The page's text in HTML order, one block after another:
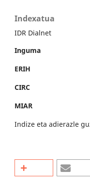
Indexatua
IDR Dialnet
Inguma
ERIH
CIRC
MIAR
Indize eta adierazle